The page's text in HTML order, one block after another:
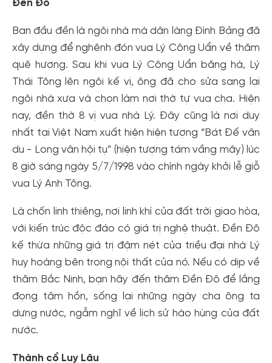
Đền Đô
Ban đầu đền là ngôi nhà mà dân làng Đình Bảng đã
xây dựng để nghênh đón vua Lý Công Uẩn về thăm
quê hương. Sau khi vua Lý Công Uẩn băng hà, Lý
Thái Tông lên ngôi kế vị, ông đã cho sửa sang lại
ngôi nhà xưa và chọn làm nơi thờ tự vua cha. Hiện
nay, đền thờ 8 vị vua nhà Lý. Đây cũng là nơi duy
nhất tại Việt Nam xuất hiện hiện tượng “Bát Đế vân
du - Long vân hội tụ” (hiện tượng tám vầng mây) lúc
8 giờ sáng ngày 5/7/1998 vào chính ngày khởi lễ giỗ
vua Lý Anh Tông.
Là chốn linh thiêng, nơi linh khí của đất trời giao hòa,
với kiến ​​trúc độc đáo có giá trị nghệ thuật. Đền Đô
kế thừa những giá trị đậm nét của triều đại nhà Lý
huy hoàng bên trong nội thất của nó. Nếu có dịp về
thăm Bắc Ninh, bạn hãy đến thăm Đền Đô để lắng
đọng tâm hồn, sống lại những ngày cha ông ta
dựng nước, ngẫm nghĩ về lịch sử hào hùng của đất
nước.
Thành cổ Luy Lâu